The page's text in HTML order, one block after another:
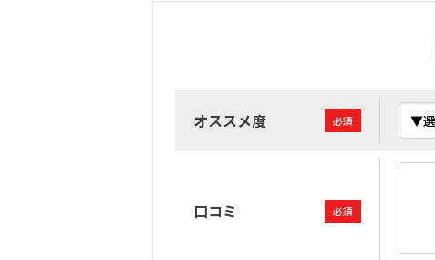
オススメ度 必須
口コミ 必須